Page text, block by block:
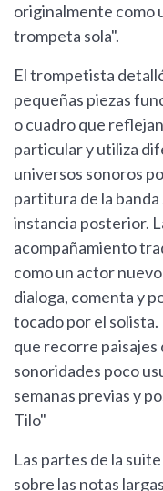
originalmente como
trompeta sola".
El trompetista
pequeñas piezas
o cuadro que
particular y utiliza
universos sonoros
partitura de la
instancia posterior.
acompañamiento
como un actor
dialoga, comenta y
tocado por el solista.
que recorre
sonoridades poco
semanas previas y
Tilo"
Las partes de la
sobre las notas